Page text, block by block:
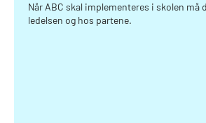
Når ABC skal implementeres i skolen må
ledelsen og hos partene‍.